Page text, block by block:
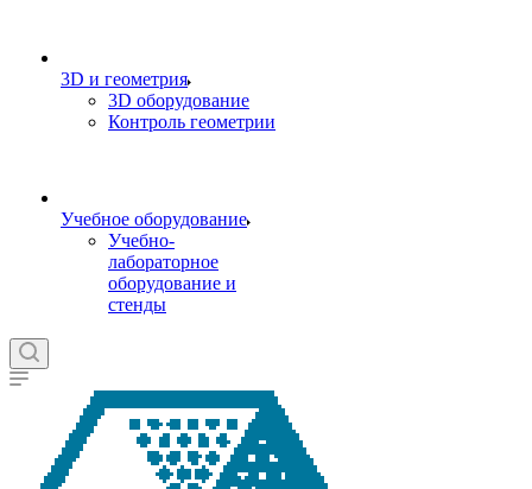
3D и геометрия
3D оборудование
Контроль геометрии
Учебное оборудование
Учебно-
лабораторное
оборудование и
стенды